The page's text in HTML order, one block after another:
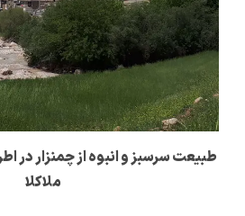
طبیعت سرسبز و انبوه از چمنزار در
ملاکلا